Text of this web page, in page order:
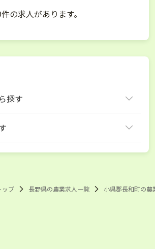
の求人があります。
探す
ップ 長野県の農業求人一覧 小県郡長和町の農